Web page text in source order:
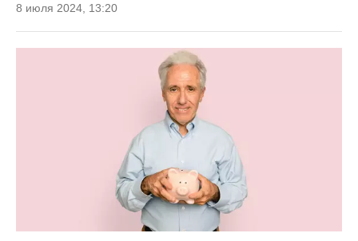
8 июля 2024, 13:20